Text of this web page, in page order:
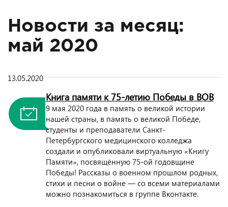
Новости за месяц:
май 2020
13.05.2020
Книга памяти к 75-летию Победы в ВОВ
9 мая 2020 года в память о великой истории
нашей страны, в память о великой Победе,
студенты и преподаватели Санкт-
Петербургского медицинского колледжа
создали и опубликовали виртуальную «Книгу
Памяти», посвящённую 75-ой годовщине
Победы! Рассказы о военном прошлом родных,
стихи и песни о войне — со всеми материалами
можно познакомиться в группе Вконтакте.